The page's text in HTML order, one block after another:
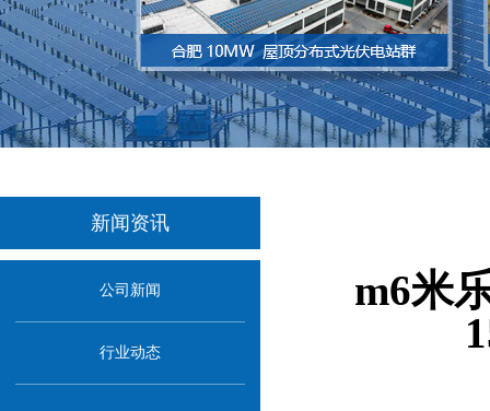
新闻资讯
公司新闻
行业动态
m6米